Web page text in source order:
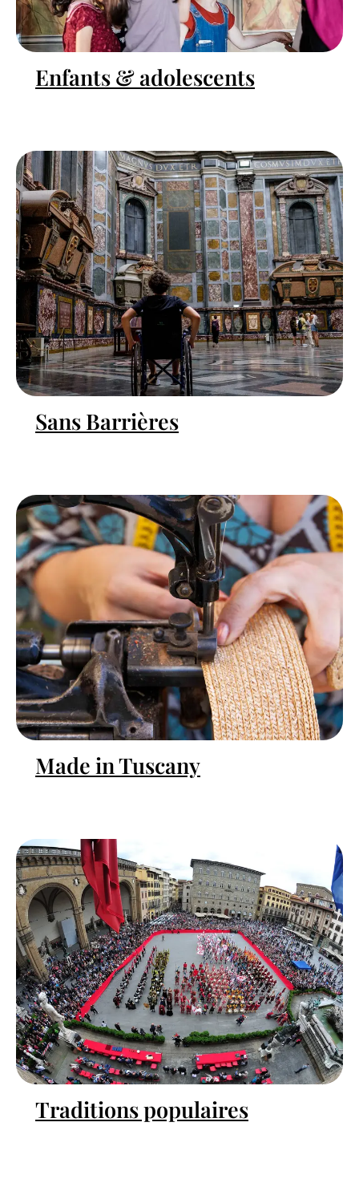
Enfants & adolescents
Sans Barrières
Made in Tuscany
Traditions populaires